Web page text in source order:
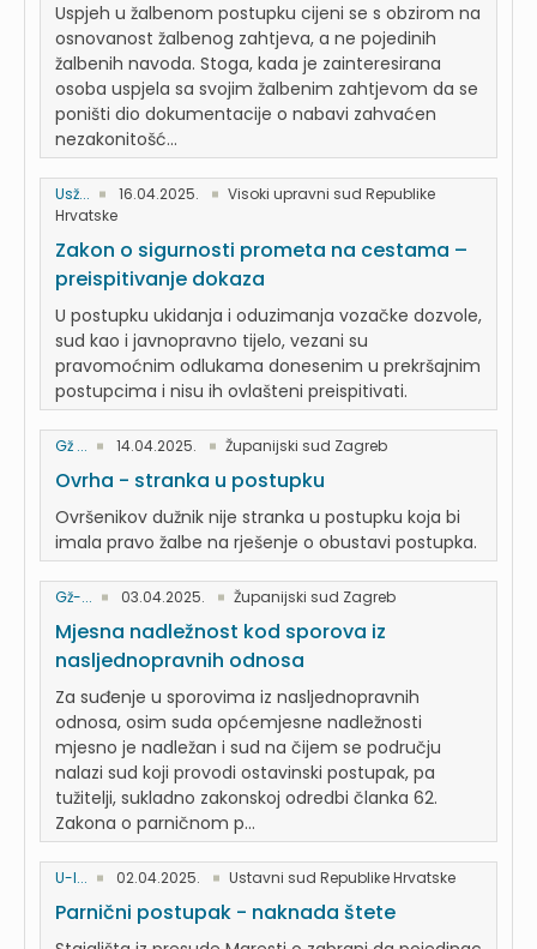
Uspjeh u žalbenom postupku cijeni se s obzirom na
osnovanost žalbenog zahtjeva, a ne pojedinih
žalbenih navoda. Stoga, kada je zainteresirana
osoba uspjela sa svojim žalbenim zahtjevom da se
poništi dio dokumentacije o nabavi zahvaćen
nezakonitošć...
Usž... 16.04.2025.
Visoki upravni sud Republike
Hrvatske
Zakon o sigurnosti prometa na cestama –
preispitivanje dokaza
U postupku ukidanja i oduzimanja vozačke dozvole,
sud kao i javnopravno tijelo, vezani su
pravomoćnim odlukama donesenim u prekršajnim
postupcima i nisu ih ovlašteni preispitivati.
Gž ... 14.04.2025. Županijski sud Zagreb
Ovrha - stranka u postupku
Ovršenikov dužnik nije stranka u postupku koja bi
imala pravo žalbe na rješenje o obustavi postupka.
Gž-... 03.04.2025. Županijski sud Zagreb
Mjesna nadležnost kod sporova iz
nasljednopravnih odnosa
Za suđenje u sporovima iz nasljednopravnih
odnosa, osim suda općemjesne nadležnosti
mjesno je nadležan i sud na čijem se području
nalazi sud koji provodi ostavinski postupak, pa
tužitelji, sukladno zakonskoj odredbi članka 62.
Zakona o parničnom p...
U-I... 02.04.2025. Ustavni sud Republike Hrvatske
Parnični postupak - naknada štete